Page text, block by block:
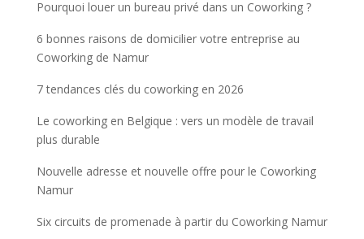
Pourquoi louer un bureau privé dans un Coworking ?
6 bonnes raisons de domicilier votre entreprise au
Coworking de Namur
7 tendances clés du coworking en 2026
Le coworking en Belgique : vers un modèle de travail
plus durable
Nouvelle adresse et nouvelle offre pour le Coworking
Namur
Six circuits de promenade à partir du Coworking Namur